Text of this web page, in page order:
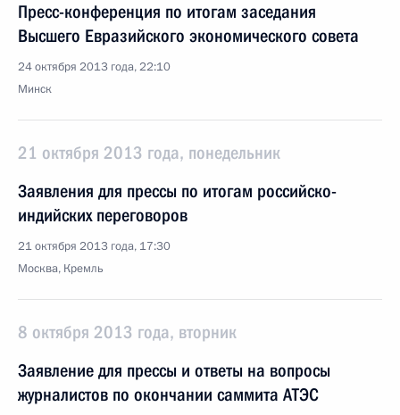
Пресс-конференция по итогам заседания
Высшего Евразийского экономического совета
24 октября 2013 года, 22:10
Минск
21 октября 2013 года, понедельник
Заявления для прессы по итогам российско-
индийских переговоров
21 октября 2013 года, 17:30
Москва, Кремль
8 октября 2013 года, вторник
Заявление для прессы и ответы на вопросы
журналистов по окончании саммита АТЭС